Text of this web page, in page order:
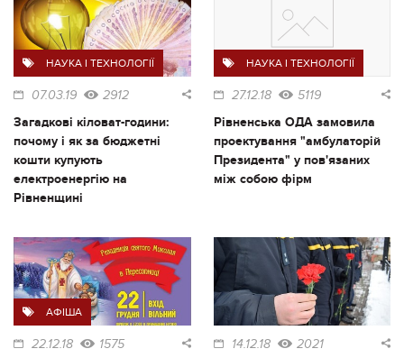
НАУКА І ТЕХНОЛОГІЇ
07.03.19 2912
Загадкові кіловат-години:
почому і як за бюджетні
кошти купують
електроенергію на
Рівненщині
НАУКА І ТЕХНОЛОГІЇ
27.12.18 5119
Рівненська ОДА замовила
проектування "амбулаторій
Президента" у пов'язаних
між собою фірм
АФІША
22.12.18 1575 14.12.18 2021